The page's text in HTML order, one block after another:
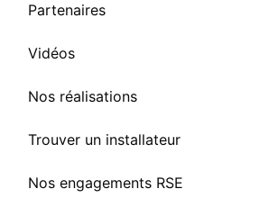
Partenaires
Vidéos
Nos réalisations
Trouver un installateur
Nos engagements RSE